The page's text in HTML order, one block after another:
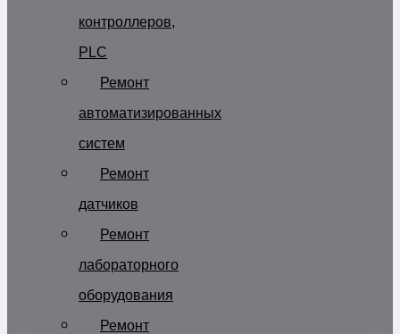
контроллеров,
PLC
Ремонт
автоматизированных
систем
Ремонт
датчиков
Ремонт
лабораторного
оборудования
Ремонт